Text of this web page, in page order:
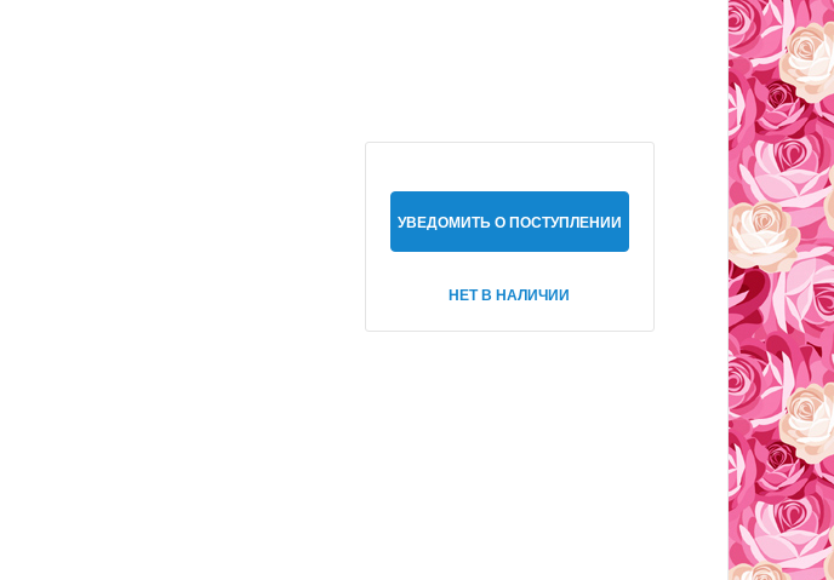
УВЕДОМИТЬ О ПОСТУПЛЕНИИ
НЕТ В НАЛИЧИИ